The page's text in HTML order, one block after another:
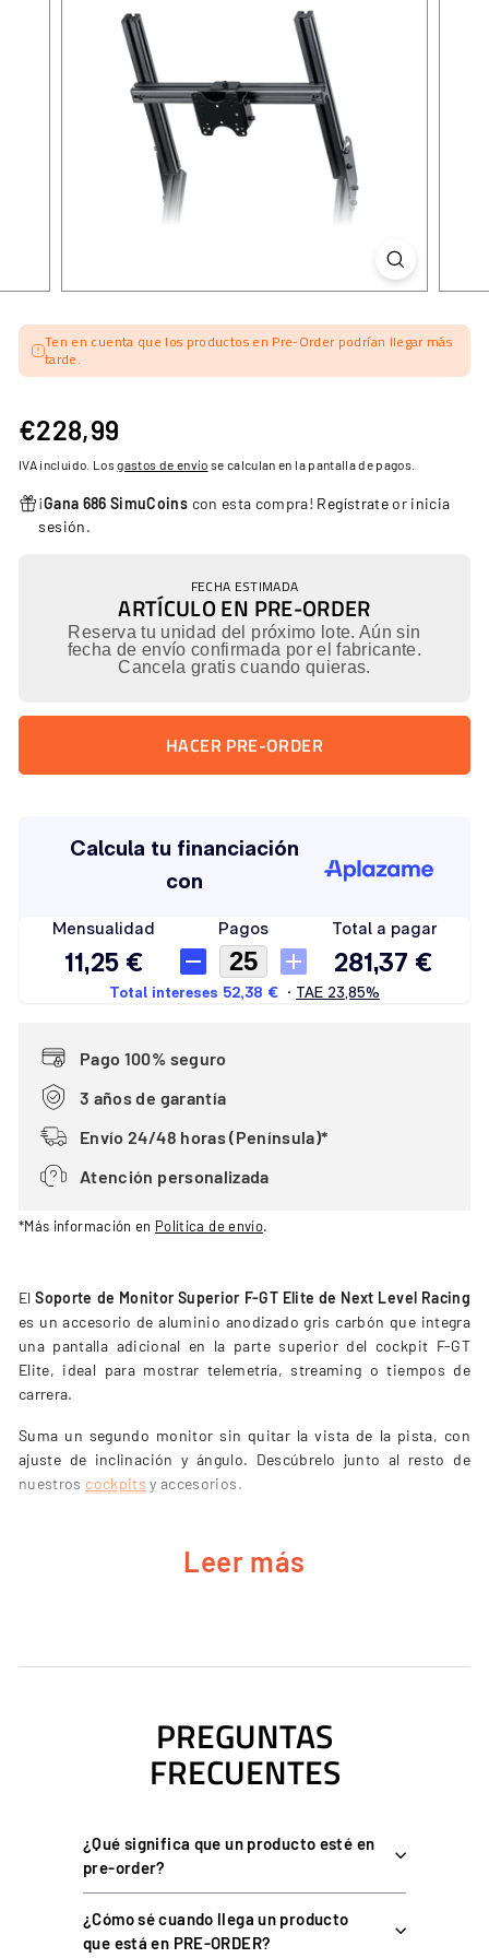
Ten en cuenta que los productos en Pre-Order podrían llegar más
tarde.
Precio
habitual
€228,99
IVA incluido. Losgastos de envío se calculan en la pantalla de pagos.
¡Gana 686 SimuCoins con esta compra! Regístrateor inicia
sesión.
FECHA ESTIMADA
ARTÍCULO EN PRE-ORDER
Reserva tu unidad del próximo lote. Aún sin
fecha de envío confirmada por el fabricante.
Cancela gratis cuando quieras.
HACER PRE-ORDER
Pago 100% seguro
3 años de garantía
Envío 24/48 horas (Península)*
Atención personalizada
*Más información en Política de envío.
ElSoporte de Monitor Superior F-GT Elite de Next Level Racing
es un accesorio de aluminio anodizado gris carbón que integra
una pantalla adicional en la parte superior del cockpit F-GT
Elite, ideal para mostrar telemetría, streaming o tiempos de
carrera.
Suma un segundo monitor sin quitar la vista de la pista, con
ajuste de inclinación y ángulo. Descúbrelo junto al resto de
nuestros cockpits y accesorios.
CARACTERÍSTICAS CLAVE DEL SOPORTE
vuelta, clasificatorias o streaming sin interrumpir la carrera.
Ajuste de inclinación y ángulo: para una posición de visión
GT Elite y aporta durabilidad superior.
Montaje preciso:con líneas pretaladradas y alineación láser.
Pensado para setups estáticos:más datos a la vista sin
interferir con el movimiento.
Leer más
PREGUNTAS
FRECUENTES
¿Qué significa que un producto esté en
pre-order?
¿Cómo sé cuando llega un producto
que está en PRE-ORDER?